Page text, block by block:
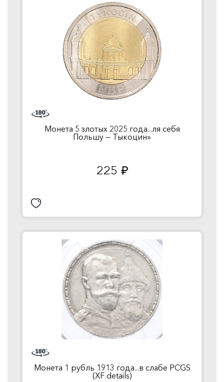
Монета 5 злотых 2025 года...ля себя
Польшу — Тыкоцин»
225 руб.
Монета 1 рубль 1913 года...в слабе PCGS
(XF details)